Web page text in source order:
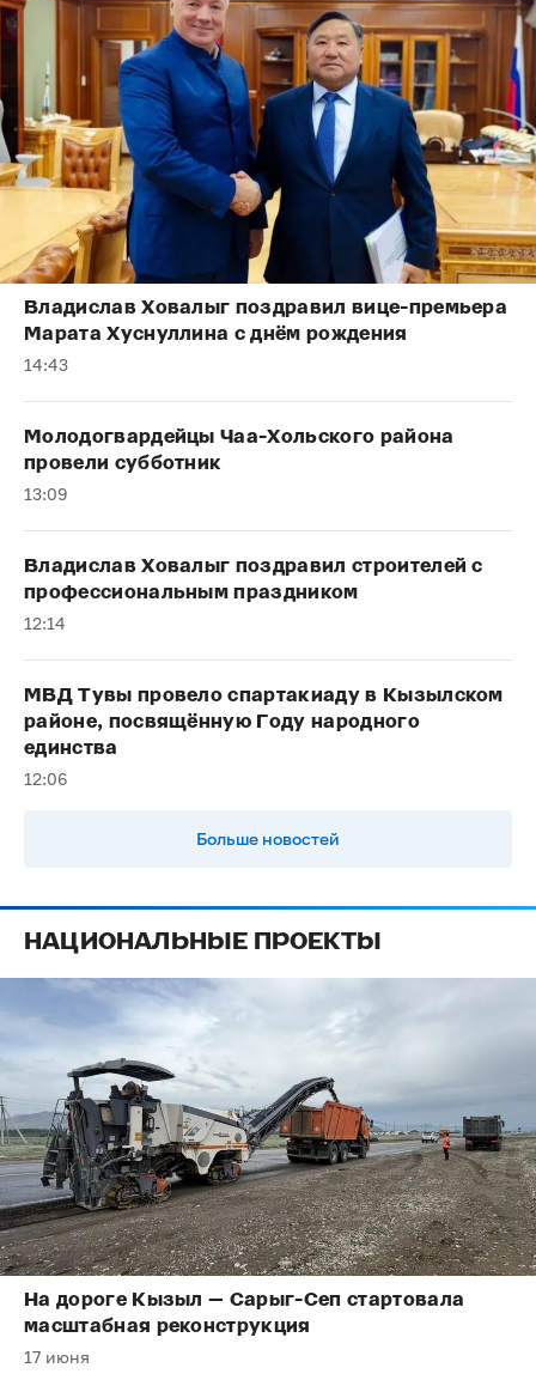
Владислав Ховалыг поздравил вице-премьера
Марата Хуснуллина с днём рождения
14:43
Молодогвардейцы Чаа-Хольского района
провели субботник
13:09
Владислав Ховалыг поздравил строителей с
профессиональным праздником
12:14
МВД Тувы провело спартакиаду в Кызылском
районе, посвящённую Году народного
единства
12:06
Больше новостей
НАЦИОНАЛЬНЫЕ ПРОЕКТЫ
На дороге Кызыл — Сарыг-Сеп стартовала
масштабная реконструкция
17 июня